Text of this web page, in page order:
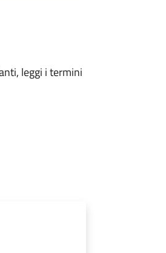
leggi i termini